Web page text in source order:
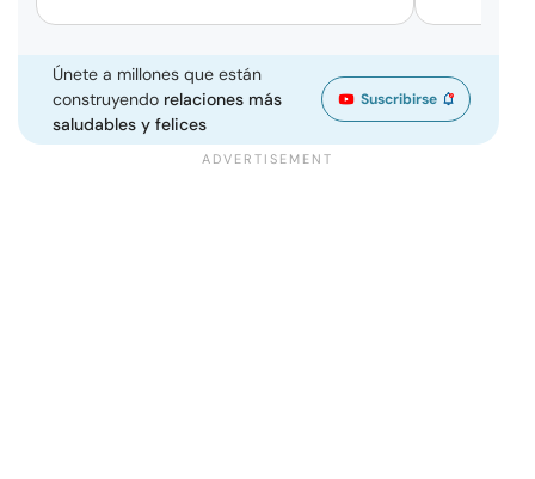
Únete a millones que están
construyendo relaciones más
saludables y felices
Suscribirse